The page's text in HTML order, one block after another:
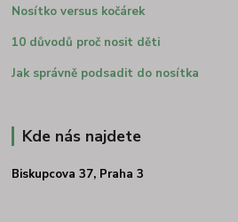
Nosítko versus kočárek
10 důvodů proč nosit děti
Jak správně podsadit do nosítka
Kde nás najdete
Biskupcova 37, Praha 3